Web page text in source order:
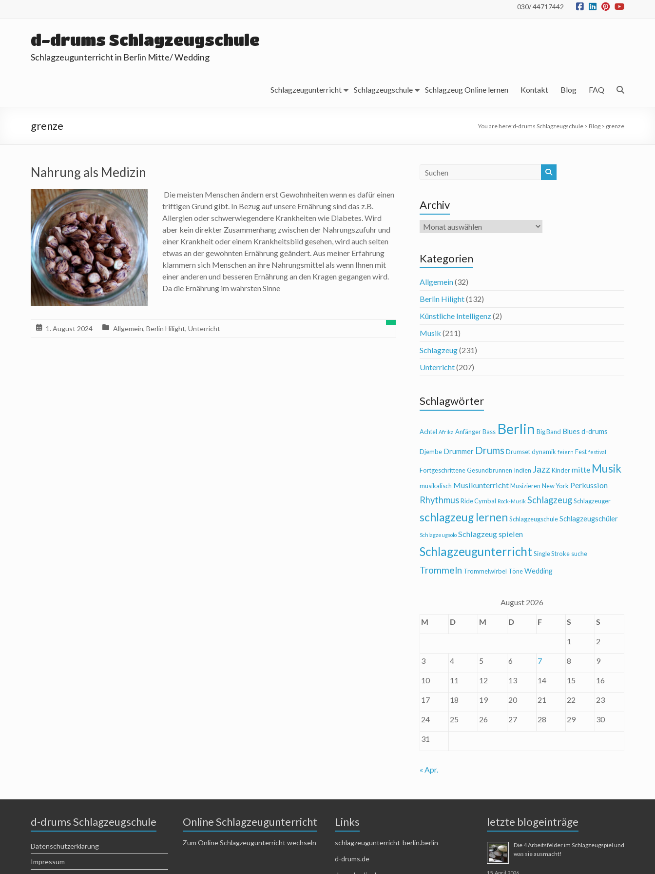
030/ 44717442
d-drums Schlagzeugschule
Schlagzeugunterricht in Berlin Mitte/ Wedding
Schlagzeugunterricht Schlagzeugschule Schlagzeug Online lernen Kontakt Blog FAQ
grenze You are here:d-drums Schlagzeugschule > Blog > grenze
Nahrung als Medizin
Die meisten Menschen ändern erst Gewohnheiten wenn es dafür einen
triftigen Grund gibt. In Bezug auf unsere Ernährung sind das z.B.
Allergien oder schwerwiegendere Krankheiten wie Diabetes. Wird
aber kein direkter Zusammenhang zwischen der Nahrungszufuhr und
einer Krankheit oder einem Krankheitsbild gesehen, wird auch selten
etwas an der gewohnten Ernährung geändert. Aus meiner Erfahrung
klammern sich Menschen an ihre Nahrungsmittel als wenn Ihnen mit
einer anderen und besseren Ernährung an den Kragen gegangen wird.
Da die Ernährung im wahrsten Sinne
1. August 2024 Allgemein, Berlin Hilight, Unterricht
Archiv
Archiv
Kategorien
Allgemein(32)
Berlin Hilight(132)
Künstliche Intelligenz(2)
Musik (211)
Schlagzeug(231)
Unterricht(207)
Schlagwörter
Achtel Afrika AnfängerBass Berlin Big Band Blues d-drums
Djembe Drummer Drums Drumsetdynamik feiern Fest festival
FortgeschritteneGesundbrunnen Indien Jazz Kindermitte Musik
musikalisch MusikunterrichtMusizieren New York Perkussion
RhythmusRide Cymbal Rock-Musik SchlagzeugSchlagzeuger
schlagzeug lernen SchlagzeugschuleSchlagzeugschüler
Schlagzeugsolo Schlagzeug spielen
SchlagzeugunterrichtSingle Stroke suche
Trommeln Trommelwirbel TöneWedding
August 2026
M D M D F S S
1 2
3 4 5 6 7 8 9
10 11 12 13 14 15 16
17 18 19 20 21 22 23
24 25 26 27 28 29 30
31
« Apr.
d-drums Schlagzeugschule
Datenschutzerklärung
Impressum
Online Schlagzeugunterricht
Zum Online Schlagzeugunterricht wechseln
Links
schlagzeugunterricht-berlin.berlin
d-drums.de
letzte blogeinträge
Die 4 Arbeitsfelder im Schlagzeugspiel und
was sie ausmacht!